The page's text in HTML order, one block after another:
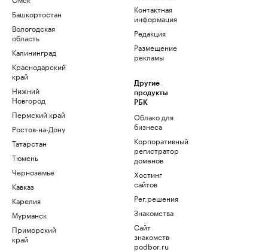
Башкортостан
Вологодская
область
Калининград
Краснодарский
край
Нижний
Новгород
Пермский край
Ростов-на-Дону
Татарстан
Тюмень
Черноземье
Кавказ
Карелия
Мурманск
Приморский
край
Контактная
информация
Редакция
Размещение
рекламы
Другие
продукты
РБК
Облако для
бизнеса
Корпоративный
регистратор
доменов
Хостинг
сайтов
Рег.решения
Знакомства
Сайт
знакомств
podbor.ru